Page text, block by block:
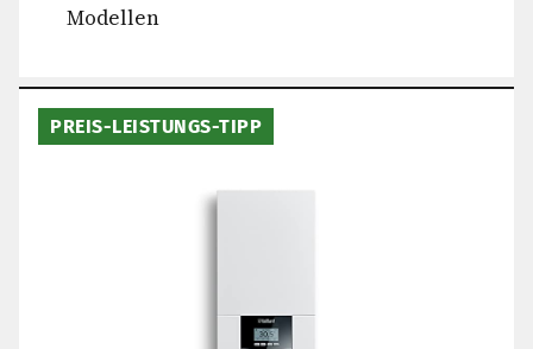
Modellen
PREIS-LEISTUNGS-TIPP